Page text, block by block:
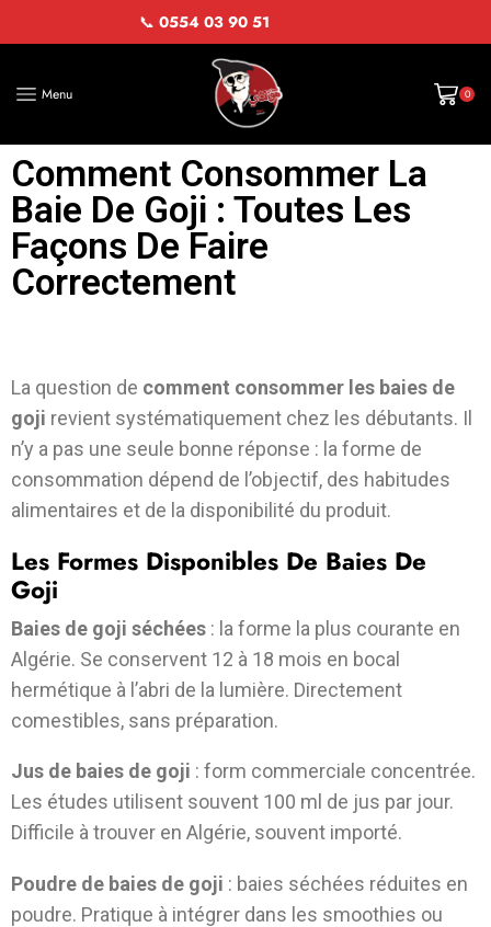
📞 0554 03 90 51
Menu 0
Comment Consommer La
Baie De Goji : Toutes Les
Façons De Faire
Correctement
La question de comment consommer les baies de
goji revient systématiquement chez les débutants. Il
n’y a pas une seule bonne réponse : la forme de
consommation dépend de l’objectif, des habitudes
alimentaires et de la disponibilité du produit.
Les Formes Disponibles De Baies De
Goji
Baies de goji séchées : la forme la plus courante en
Algérie. Se conservent 12 à 18 mois en bocal
hermétique à l’abri de la lumière. Directement
comestibles, sans préparation.
Jus de baies de goji : form commerciale concentrée.
Les études utilisent souvent 100 ml de jus par jour.
Difficile à trouver en Algérie, souvent importé.
Poudre de baies de goji : baies séchées réduites en
poudre. Pratique à intégrer dans les smoothies ou